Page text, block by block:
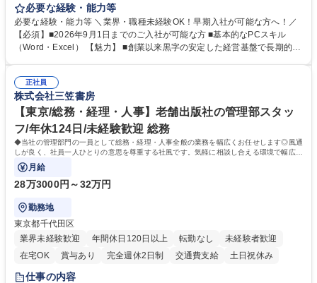
がほぼ発生せず、連続した日程の有給取得が可能なため、WLBを整えたい
方にお勧めの環境です！ 入社後はOJTを通じて丁寧に研修を行いますの
で、事務未経験の方でも安心して臨むことができます。 【業務詳細】■電
話・来客対応 ■物件の鍵や社内の備品管理 ■データ入力や書類作成 ■契約
必要な経験・能力等
必要な経験・能力等 ＼業界・職種未経験OK！早期入社が可能な方へ！／
【必須】■2026年9月1日までのご入社が可能な方 ■基本的なPCスキル
（Word・Excel） 【魅力】 ■創業以来黒字の安定した経営基盤で長期的に
のOJTで業務を習得可能、未経験でもしっかりサポート 学歴・資格 学
歴：大学院 大学 高専 短大 語学力： 資格：
正社員
株式会社三笠書房
【東京/総務・経理・人事】老舗出版社の管理部スタッ
フ/年休124日/未経験歓迎 総務
◆当社の管理部門の一員として総務・経理・人事全般の業務を幅広くお任せします◎風通
しが良く、社員一人ひとりの意思を尊重する社風です。気軽に相談し合える環境で幅広い
バックオフィス業務を習得いただきます。
月給
28万3000円～32万円
勤務地
東京都千代田区
業界未経験歓迎
年間休日120日以上 転勤なし
未経験者歓迎
在宅OK
賞与あり 完全週休2日制 交通費支給 土日祝休み
仕事の内容